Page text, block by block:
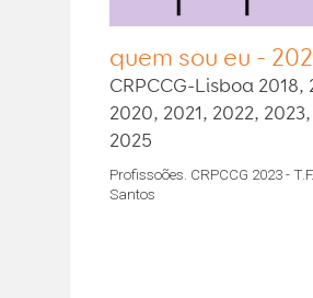
quem sou eu -
CRPCCG-Lisboa 2018,
2020, 2021, 2022,
2025
Profissoões. CRPCCG 2023 -
Santos